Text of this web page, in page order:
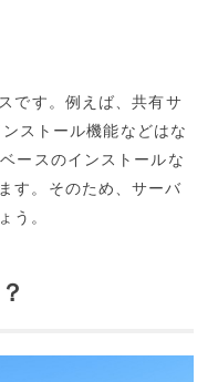
です。例えば、共有サ
ストール機能などはな
ースのインストールな
す。そのため、サーバ
う。